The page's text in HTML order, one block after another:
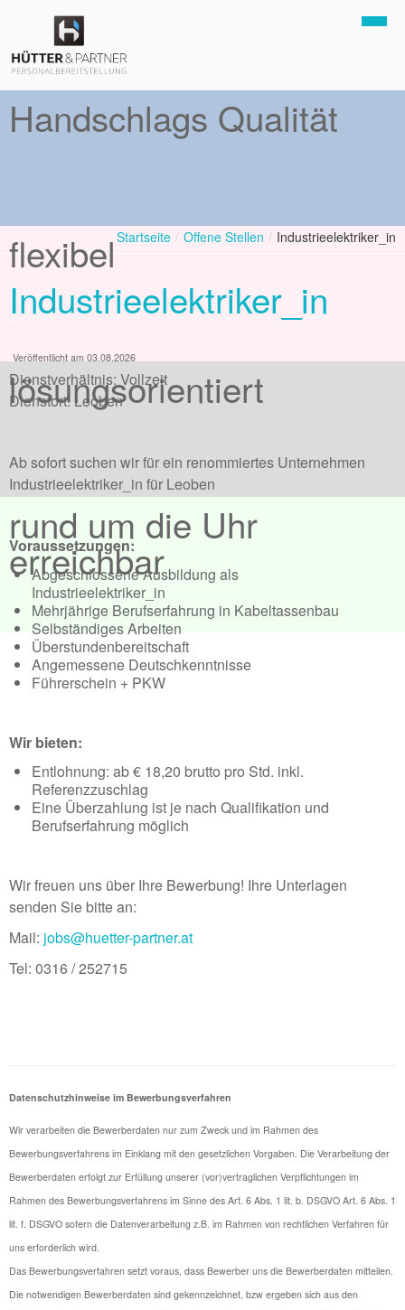
Handschlags Qualität
flexibel
lösungsorientiert
rund um die Uhr
erreichbar
Startseite / Offene Stellen / Industrieelektriker_in
Industrieelektriker_in
Veröffentlicht am 03.08.2026
Dienstverhältnis: Vollzeit
Dienstort: Leoben
Ab sofort suchen wir für ein renommiertes Unternehmen
Industrieelektriker_in für Leoben
Voraussetzungen:
Abgeschlossene Ausbildung als
Industrieelektriker_in
Mehrjährige Berufserfahrung in Kabeltassenbau
Selbständiges Arbeiten
Überstundenbereitschaft
Angemessene Deutschkenntnisse
Führerschein + PKW
Wir bieten:
Entlohnung: ab € 18,20 brutto pro Std. inkl.
Referenzzuschlag
Eine Überzahlung ist je nach Qualifikation und
Berufserfahrung möglich
Wir freuen uns über Ihre Bewerbung! Ihre Unterlagen
senden Sie bitte an:
Mail: jobs@huetter-partner.at
Tel: 0316 / 252715
Datenschutzhinweise im Bewerbungsverfahren
Wir verarbeiten die Bewerberdaten nur zum Zweck und im Rahmen des
Bewerbungsverfahrens im Einklang mit den gesetzlichen Vorgaben. Die Verarbeitung der
Bewerberdaten erfolgt zur Erfüllung unserer (vor)vertraglichen Verpflichtungen im
Rahmen des Bewerbungsverfahrens im Sinne des Art. 6 Abs. 1 lit. b. DSGVO Art. 6 Abs. 1
lit. f. DSGVO sofern die Datenverarbeitung z.B. im Rahmen von rechtlichen Verfahren für
uns erforderlich wird.
Das Bewerbungsverfahren setzt voraus, dass Bewerber uns die Bewerberdaten mitteilen.
Die notwendigen Bewerberdaten sind gekennzeichnet, bzw ergeben sich aus den
Offene Stellen
Download
Kontakt & Datenschutz